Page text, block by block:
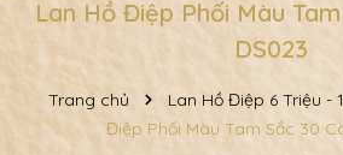
Lan Hồ Điệp Phối Màu
DS023
Trang chủ Lan Hồ Điệp 6 Triệu -
Điệp Phối Màu Tam Sắc 30